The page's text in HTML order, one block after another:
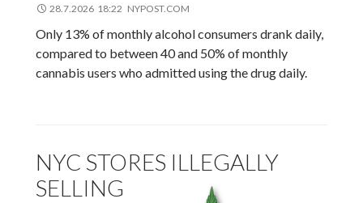
28.7.2026 18:22 NYPOST.COM
Only 13% of monthly alcohol consumers drank daily,
compared to between 40 and 50% of monthly
cannabis users who admitted using the drug daily.
NYC STORES ILLEGALLY
SELLING